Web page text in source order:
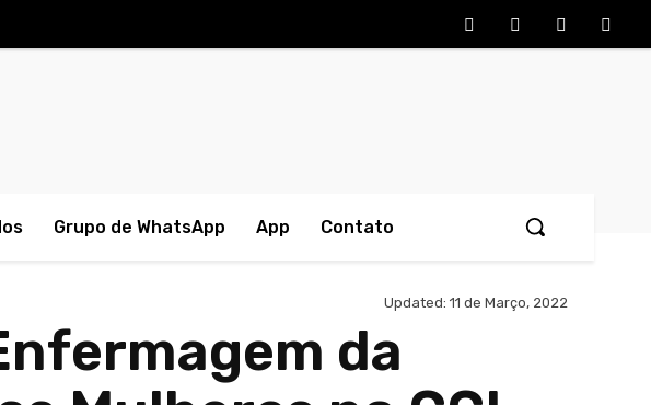
Grupo de WhatsApp App Contato
Updated: 11 de Março, 2022
da